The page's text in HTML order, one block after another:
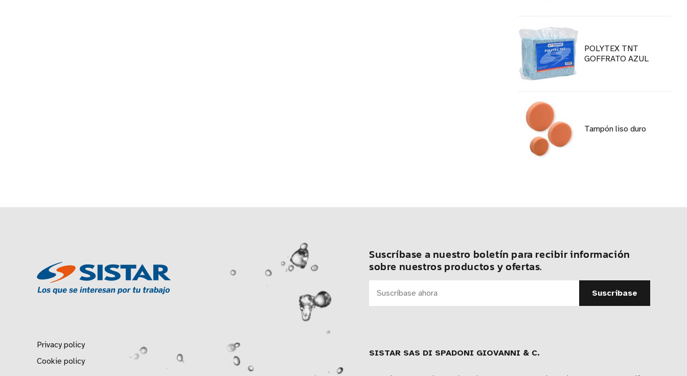
POLYTEX TNT
GOFFRATO AZUL
Tampón liso duro
Suscríbase a nuestro boletín para recibir información
sobre nuestros productos y ofertas.
Privacy policy
Cookie policy
SISTAR SAS DI SPADONI GIOVANNI & C.